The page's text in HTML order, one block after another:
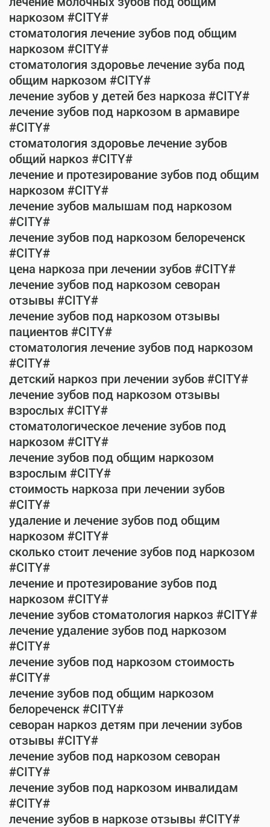
наркозом #CITY#
стоматология лечение зубов под общим
наркозом #CITY#
стоматология здоровье лечение зуба под
общим наркозом #CITY#
лечение зубов у детей без наркоза #CITY#
лечение зубов под наркозом в армавире
#CITY#
стоматология здоровье лечение зубов
общий наркоз #CITY#
лечение и протезирование зубов под общим
наркозом #CITY#
лечение зубов малышам под наркозом
#CITY#
лечение зубов под наркозом белореченск
#CITY#
цена наркоза при лечении зубов #CITY#
лечение зубов под наркозом севоран
отзывы #CITY#
лечение зубов под наркозом отзывы
пациентов #CITY#
стоматология лечение зубов под наркозом
#CITY#
детский наркоз при лечении зубов #CITY#
лечение зубов под наркозом отзывы
взрослых #CITY#
стоматологическое лечение зубов под
наркозом #CITY#
лечение зубов под общим наркозом
взрослым #CITY#
стоимость наркоза при лечении зубов
#CITY#
удаление и лечение зубов под общим
наркозом #CITY#
сколько стоит лечение зубов под наркозом
#CITY#
лечение и протезирование зубов под
наркозом #CITY#
лечение зубов стоматология наркоз #CITY#
лечение удаление зубов под наркозом
#CITY#
лечение зубов под наркозом стоимость
#CITY#
лечение зубов под общим наркозом
белореченск #CITY#
севоран наркоз детям при лечении зубов
отзывы #CITY#
лечение зубов под наркозом севоран
#CITY#
лечение зубов под наркозом инвалидам
#CITY#
лечение зубов в наркозе отзывы #CITY#